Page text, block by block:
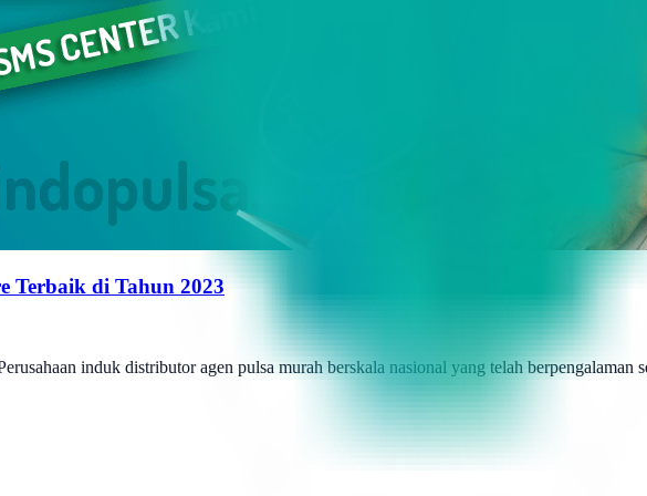
Terbaik di Tahun 2023
induk distributor agen pulsa murah berskala nasional yang telah berpengalaman